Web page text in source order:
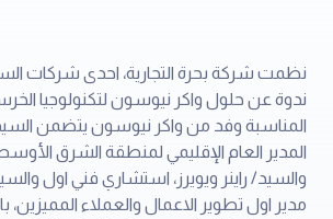
نظمت شركة بحرة التجارية، احدى شركات
ندوة عن حلول واكر نيوسون لتكنولوجيا
المناسبة وفد من واكر نيوسون يتضمن
المدير العام الإقليمي لمنطقة الشرق
والسيد/ راينر ويويرز، استشاري فني اول
مدير اول تطوير الاعمال والعملاء المميزين،